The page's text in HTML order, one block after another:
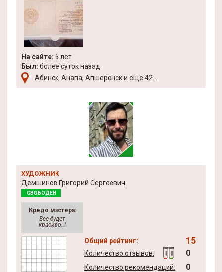
На сайте: 6 лет
Был: более суток назад
Абинск, Анапа, Апшеронск и еще 42...
ХУДОЖНИК
Демшинов Григорий Сергеевич
СВОБОДЕН
Кредо мастера:
Все будет
красиво..!
Общий рейтинг: 15
Количество отзывов: 0
Количество рекомендаций: 0